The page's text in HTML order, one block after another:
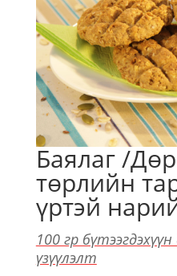
Баялаг /
төрлийн
үртэй
100 гр
үзүүлэлт